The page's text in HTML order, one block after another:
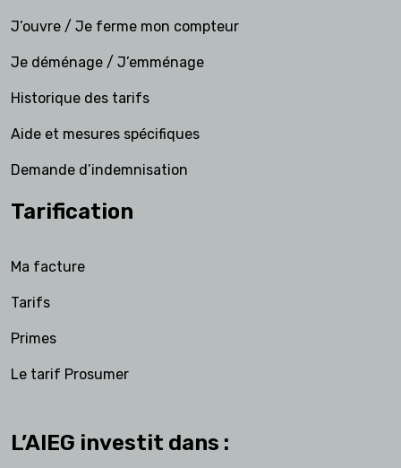
J’ouvre / Je ferme mon compteur
Je déménage / J’emménage
Historique des tarifs
Aide et mesures spécifiques
Demande d’indemnisation
Tarification
Ma facture
Tarifs
Primes
Le tarif Prosumer
L’AIEG investit dans :